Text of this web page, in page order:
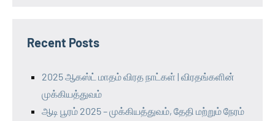
Recent Posts
2025 ஆகஸ்ட் மாதம் விரத நாட்கள் | விரதங்களின்
முக்கியத்துவம்
ஆடி பூரம் 2025 – முக்கியத்துவம், தேதி மற்றும் நேரம்